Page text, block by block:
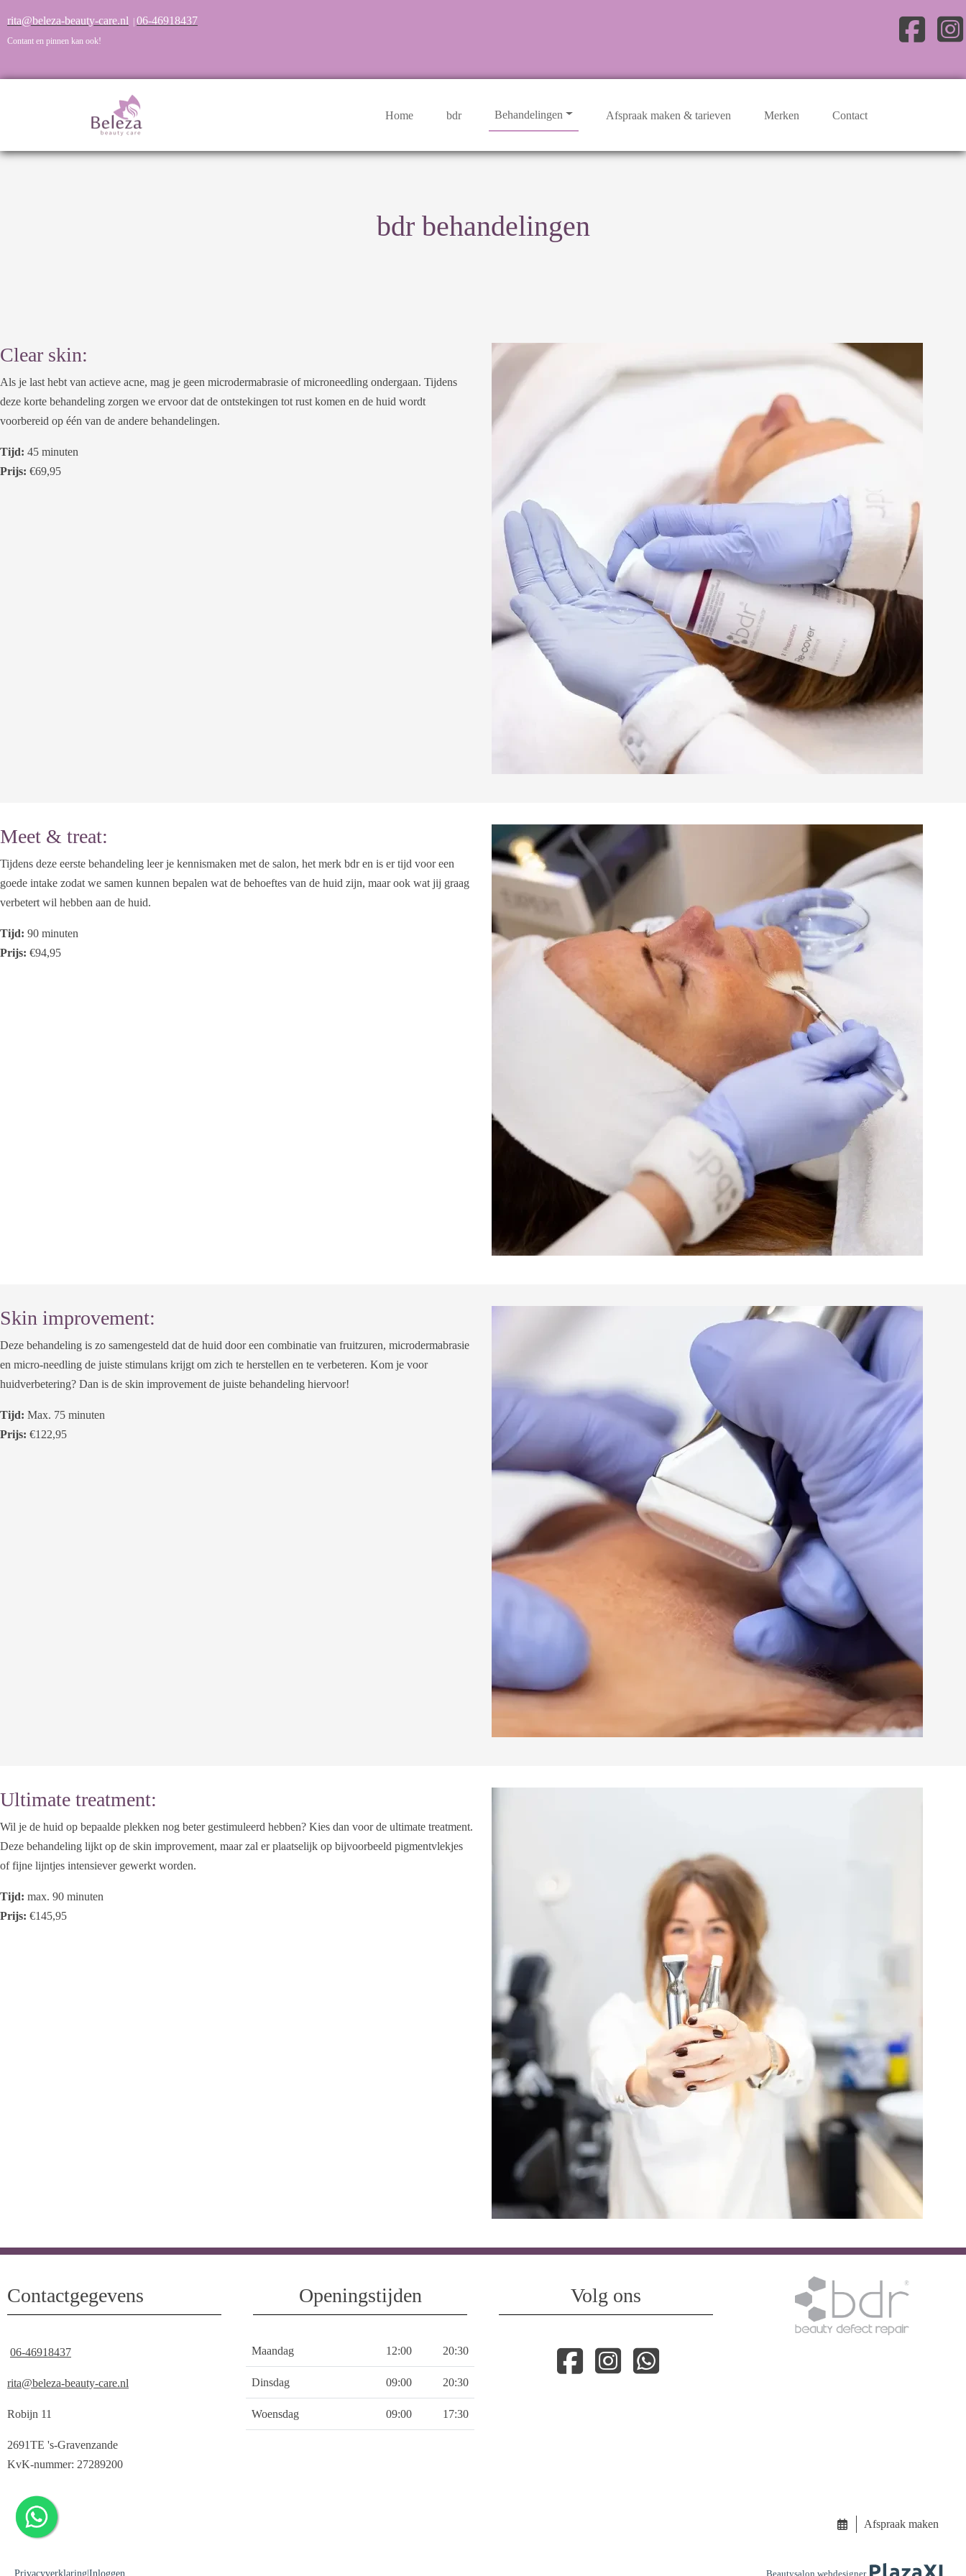
rita@beleza-beauty-care.nl 06-46918437
Contant en pinnen kan ook!
Home bdr Behandelingen Afspraak maken & tarieven Merken Contact
bdr behandelingen
Clear skin:
Als je last hebt van actieve acne, mag je geen microdermabrasie of microneedling ondergaan. Tijdens
deze korte behandeling zorgen we ervoor dat de ontstekingen tot rust komen en de huid wordt
voorbereid op één van de andere behandelingen.
Tijd: 45 minuten
Prijs: €69,95
Meet & treat:
Tijdens deze eerste behandeling leer je kennismaken met de salon, het merk bdr en is er tijd voor een
goede intake zodat we samen kunnen bepalen wat de behoeftes van de huid zijn, maar ook wat jij graag
verbetert wil hebben aan de huid.
Tijd: 90 minuten
Prijs: €94,95
Skin improvement:
Deze behandeling is zo samengesteld dat de huid door een combinatie van fruitzuren, microdermabrasie
en micro-needling de juiste stimulans krijgt om zich te herstellen en te verbeteren. Kom je voor
huidverbetering? Dan is de skin improvement de juiste behandeling hiervoor!
Tijd: Max. 75 minuten
Prijs: €122,95
Ultimate treatment:
Wil je de huid op bepaalde plekken nog beter gestimuleerd hebben? Kies dan voor de ultimate treatment.
Deze behandeling lijkt op de skin improvement, maar zal er plaatselijk op bijvoorbeeld pigmentvlekjes
of fijne lijntjes intensiever gewerkt worden.
Tijd: max. 90 minuten
Prijs: €145,95
Contactgegevens
06-46918437
rita@beleza-beauty-care.nl
Robijn 11
2691TE 's-Gravenzande
KvK-nummer: 27289200
Openingstijden
Maandag 12:00 20:30
Dinsdag 09:00 20:30
Woensdag 09:00 17:30
Volg ons
Afspraak maken
Privacyverklaring Inloggen Beautysalon webdesigner